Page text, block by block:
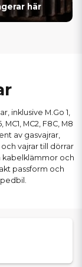
här
inklusive M.Go 1,
MC1, MC2, F8C, M8
av gasvajrar,
vajrar till dörrar
kabelklämmor och
passform och